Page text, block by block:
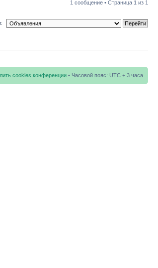
1 сообщение • Страница 1 из 1
cookies конференции • Часовой пояс: UTC + 3 часа